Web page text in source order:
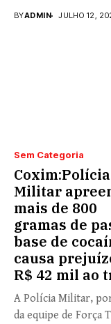
BYADMIN JULHO 12,
Sem Categoria
Coxim:Polícia
Militar
mais de 800
gramas de
base de
causa
R$ 42 mil ao
A Polícia Militar,
da equipe de Força